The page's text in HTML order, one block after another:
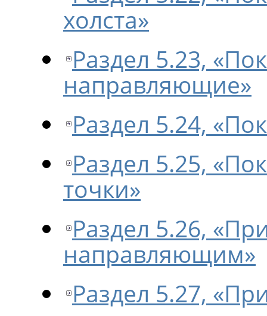
холста»
Раздел 5.23,
направляющие»
Раздел 5.24,
Раздел 5.25,
точки»
Раздел 5.26,
направляющим»
Раздел 5.27,